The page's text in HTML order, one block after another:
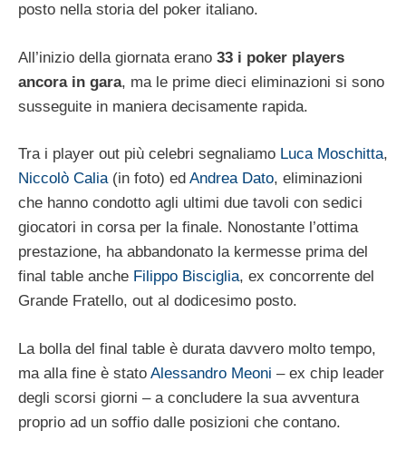
posto nella storia del poker italiano.
All’inizio della giornata erano 33 i poker players
ancora in gara, ma le prime dieci eliminazioni si sono
susseguite in maniera decisamente rapida.
Tra i player out più celebri segnaliamo Luca Moschitta,
Niccolò Calia(in foto) ed Andrea Dato, eliminazioni
che hanno condotto agli ultimi due tavoli con sedici
giocatori in corsa per la finale. Nonostante l’ottima
prestazione, ha abbandonato la kermesse prima del
final table anche Filippo Bisciglia, ex concorrente del
Grande Fratello, out al dodicesimo posto.
La bolla del final table è durata davvero molto tempo,
ma alla fine è stato Alessandro Meoni – ex chip leader
degli scorsi giorni – a concludere la sua avventura
proprio ad un soffio dalle posizioni che contano.